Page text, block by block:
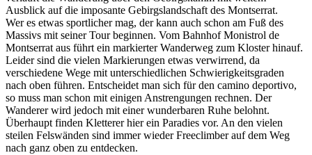
Ausblick auf die imposante Gebirgslandschaft des Montserrat.
Wer es etwas sportlicher mag, der kann auch schon am Fuß des
Massivs mit seiner Tour beginnen. Vom Bahnhof Monistrol de
Montserrat aus führt ein markierter Wanderweg zum Kloster hinauf.
Leider sind die vielen Markierungen etwas verwirrend, da
verschiedene Wege mit unterschiedlichen Schwierigkeitsgraden
nach oben führen. Entscheidet man sich für den camino deportivo,
so muss man schon mit einigen Anstrengungen rechnen. Der
Wanderer wird jedoch mit einer wunderbaren Ruhe belohnt.
Überhaupt finden Kletterer hier ein Paradies vor. An den vielen
steilen Felswänden sind immer wieder Freeclimber auf dem Weg
nach ganz oben zu entdecken.